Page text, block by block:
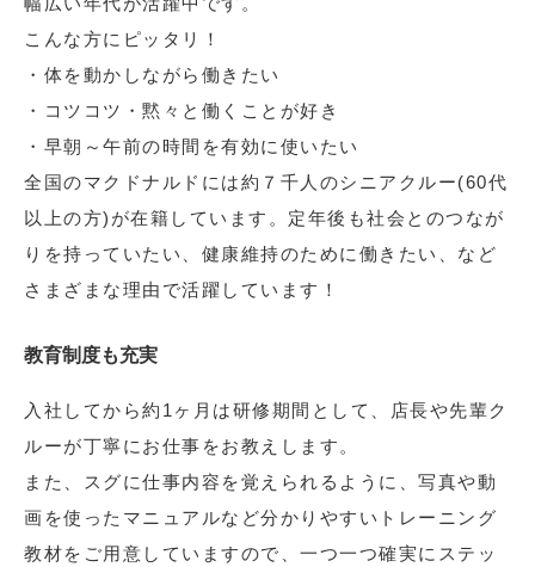
こんな方にピッタリ！
・体を動かしながら働きたい
・コツコツ・黙々と働くことが好き
・早朝～午前の時間を有効に使いたい
全国のマクドナルドには約７千人のシニアクルー(60代
以上の方)が在籍しています。定年後も社会とのつなが
りを持っていたい、健康維持のために働きたい、など
さまざまな理由で活躍しています！
教育制度も充実
入社してから約1ヶ月は研修期間として、店長や先輩ク
ルーが丁寧にお仕事をお教えします。
また、スグに仕事内容を覚えられるように、写真や動
画を使ったマニュアルなど分かりやすいトレーニング
教材をご用意していますので、一つ一つ確実にステッ